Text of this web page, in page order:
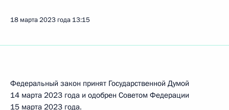
18 марта 2023 года 13:15
Федеральный закон принят Государственной Думой
14 марта 2023 года и одобрен Советом Федерации
15 марта 2023 года.